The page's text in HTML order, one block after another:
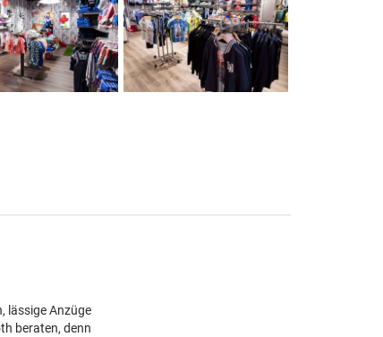
lässige Anzüge
beraten, denn